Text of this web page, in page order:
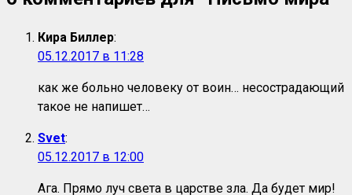
Кира Биллер:
05.12.2017 в 11:28
как же больно человеку от воин… несострадающий
такое не напишет…
Svet:
05.12.2017 в 12:00
Ага. Прямо луч света в царстве зла. Да будет мир!